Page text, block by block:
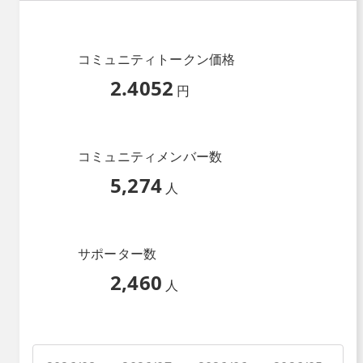
コミュニティトークン価格
2.4052 円
コミュニティメンバー数
5,274 人
サポーター数
2,460 人